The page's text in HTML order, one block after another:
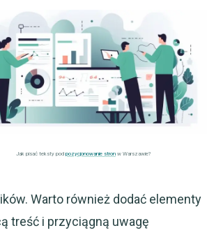
Jak pisać teksty pod pozycjonowanie stron w Warszawie?
Warto również dodać elementy
treść i przyciągną uwagę